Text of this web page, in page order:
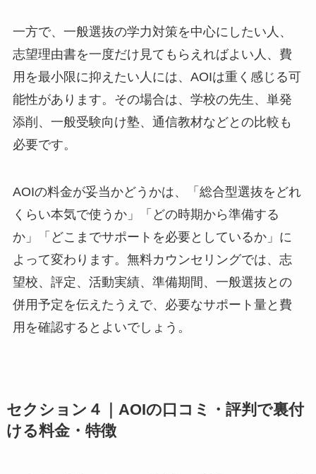
一方で、一般選抜の学力対策を中心にしたい人、
志望理由書を一度だけ見てもらえればよい人、費
用を最小限に抑えたい人には、AOIは重く感じる可
能性があります。その場合は、学校の先生、単発
添削、一般受験向け塾、通信教材などとの比較も
必要です。
AOIの料金が妥当かどうかは、「総合型選抜をどれ
くらい本気で使うか」「どの時期から準備する
か」「どこまでサポートを必要としているか」に
よって変わります。無料カウンセリングでは、志
望校、評定、活動実績、準備期間、一般選抜との
併用予定を伝えたうえで、必要なサポート量と費
用を確認するとよいでしょう。
セクション４｜AOIの口コミ・評判で裏付
ける料金・特徴